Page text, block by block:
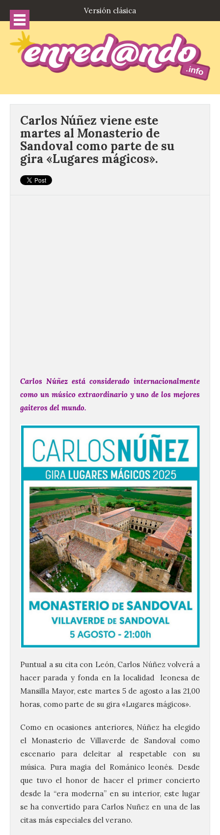
Versión clásica
Carlos Núñez viene este
martes al Monasterio de
Sandoval como parte de su
gira «Lugares mágicos».
Carlos Núñez está considerado internacionalmente
como un músico extraordinario y uno de los mejores
gaiteros del mundo.
Puntual a su cita con León, Carlos Núñez volverá a
hacer parada y fonda en la localidad leonesa de
Mansilla Mayor, este martes 5 de agosto a las 21,00
horas, como parte de su gira «Lugares mágicos».
Como en ocasiones anteriores, Núñez ha elegido
el Monasterio de Villaverde de Sandoval como
escenario para deleitar al respetable con su
música. Pura magia del Románico leonés. Desde
que tuvo el honor de hacer el primer concierto
desde la “era moderna” en su interior, este lugar
se ha convertido para Carlos Nuñez en una de las
citas más especiales del verano.